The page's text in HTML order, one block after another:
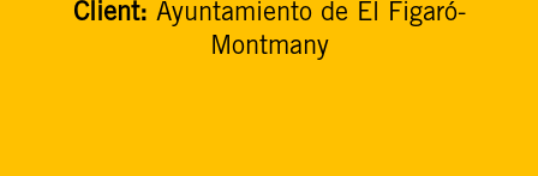
Client: Ayuntamiento de El Figaró-
Montmany